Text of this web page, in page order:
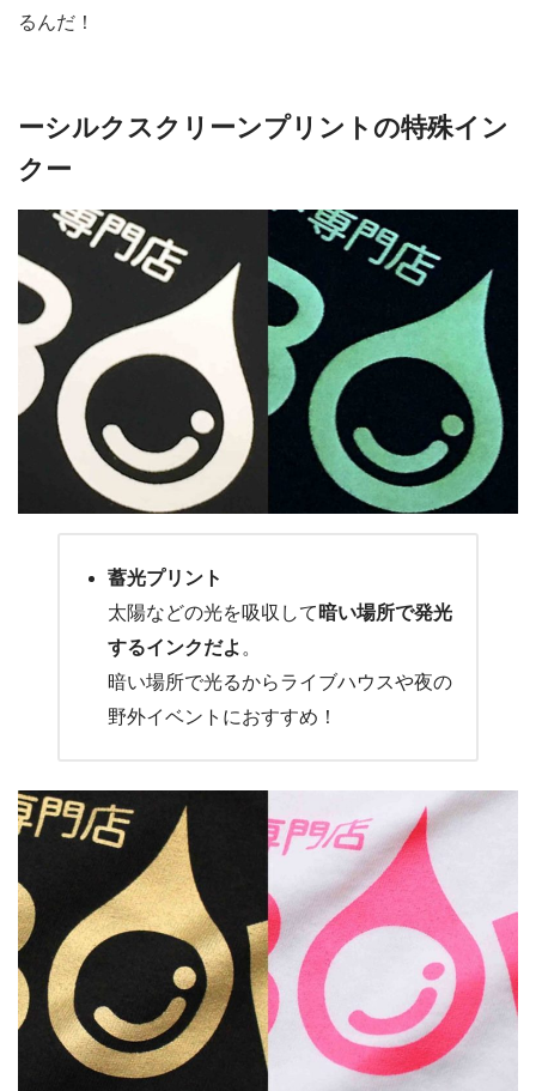
るんだ！
ーシルクスクリーンプリントの特殊イン
クー
蓄光プリント
太陽などの光を吸収して 暗い場所で発光
するインクだよ 。
暗い場所で光るからライブハウスや夜の
野外イベントにおすすめ！